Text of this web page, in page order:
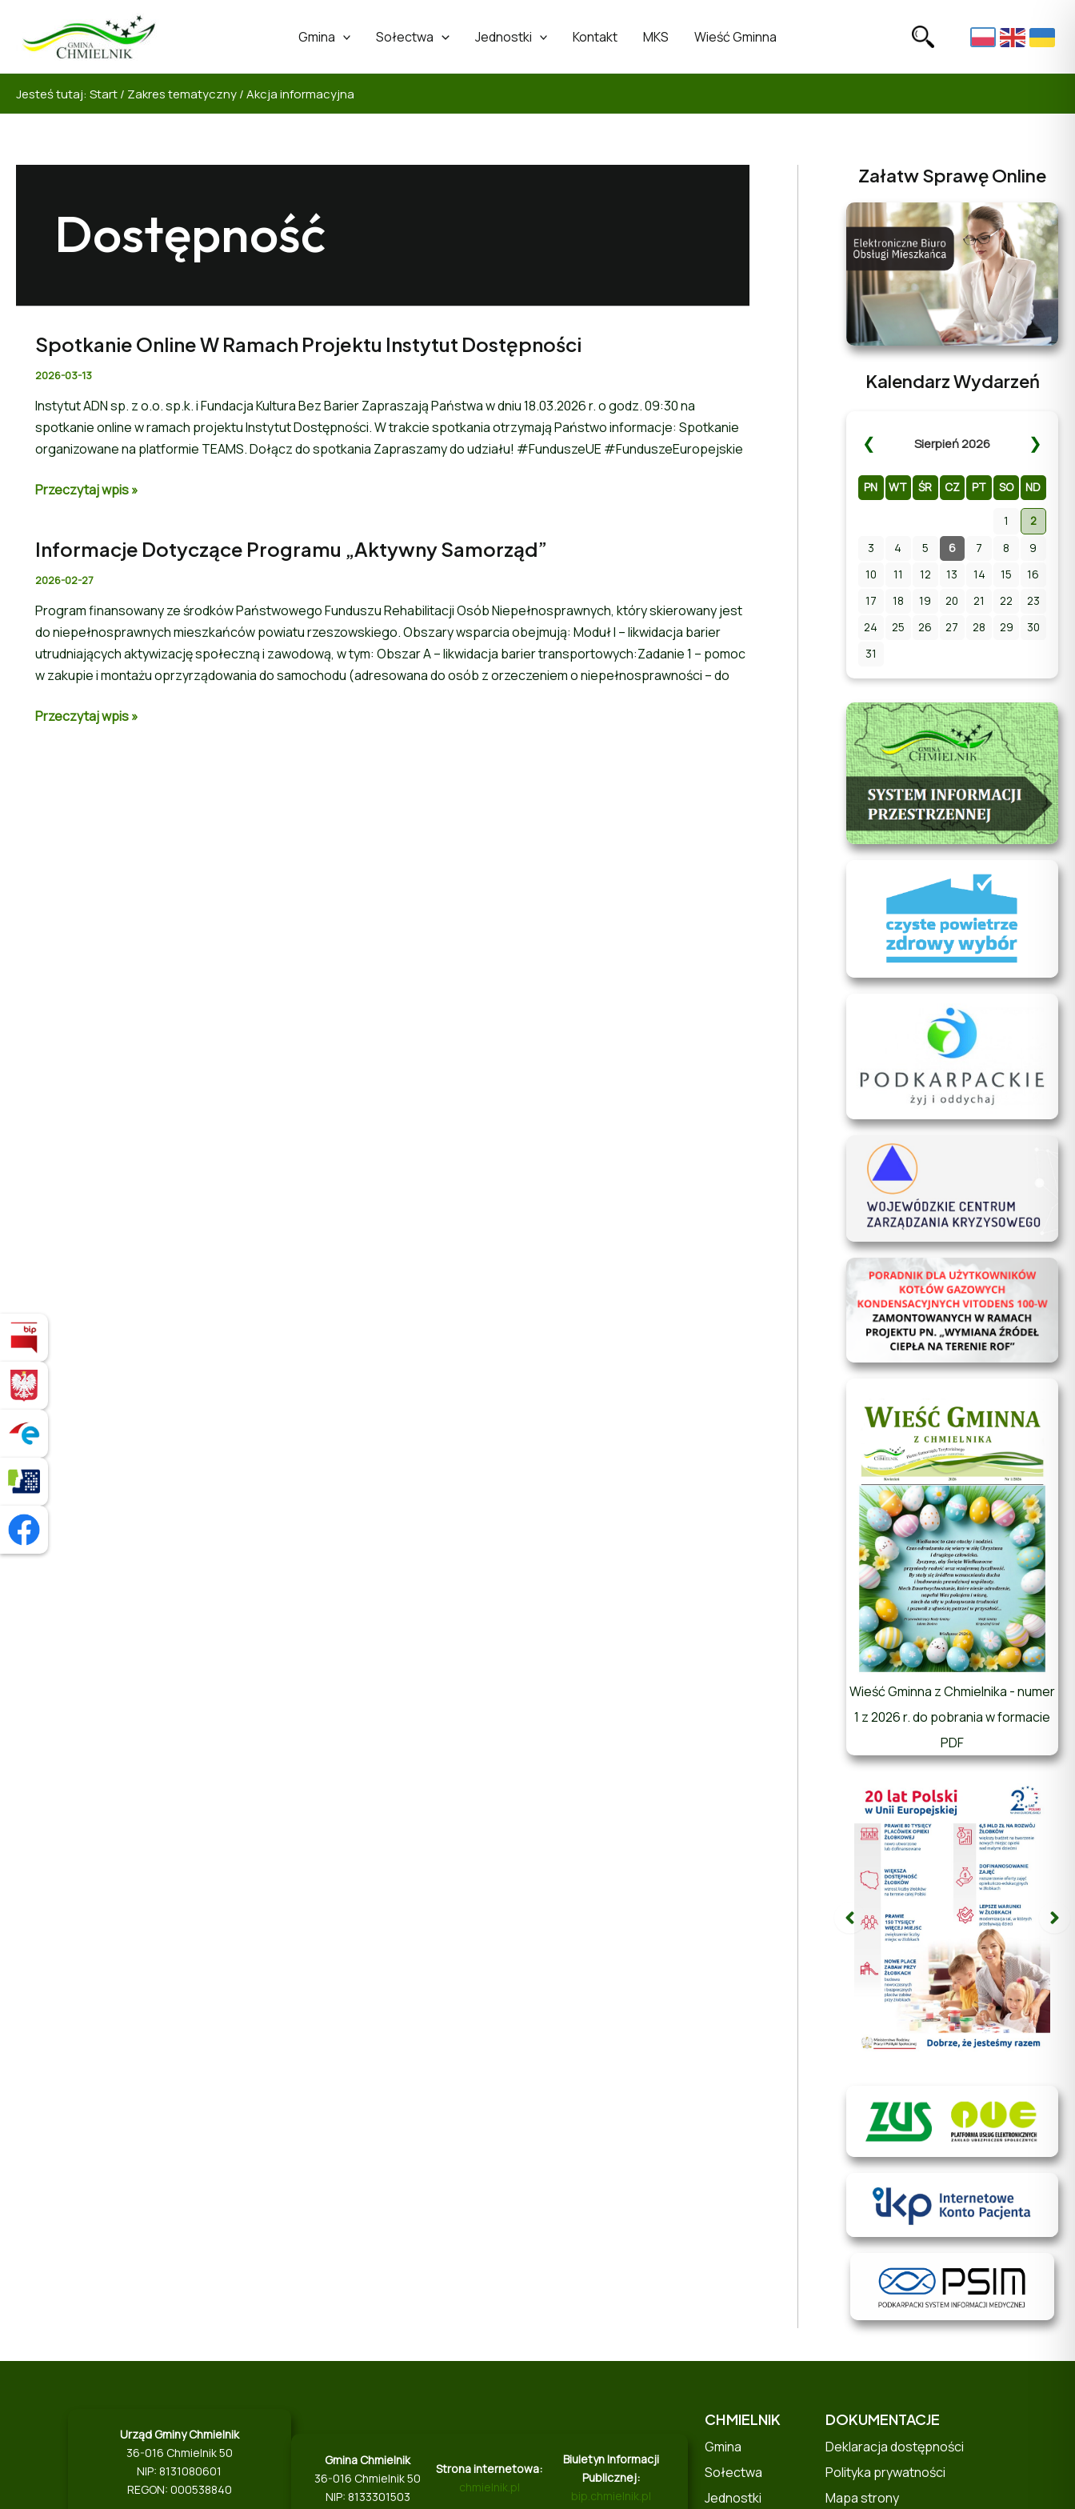
Gmina Sołectwa Jednostki Kontakt MKS Wieść Gminna
Jesteś tutaj: Start/ Zakres tematyczny/Akcja informacyjna
Dostępność
Spotkanie Online W Ramach Projektu Instytut Dostępności
2026-03-13
Instytut ADN sp. z o.o. sp.k. i Fundacja Kultura Bez Barier Zapraszają Państwa w dniu 18.03.2026 r. o godz. 09:30 na
spotkanie online w ramach projektu Instytut Dostępności. W trakcie spotkania otrzymają Państwo informacje: Spotkanie
organizowane na platformie TEAMS. Dołącz do spotkania Zapraszamy do udziału! #FunduszeUE #FunduszeEuropejskie
Przeczytaj wpis »
Informacje Dotyczące Programu „Aktywny Samorząd”
2026-02-27
Program finansowany ze środków Państwowego Funduszu Rehabilitacji Osób Niepełnosprawnych, który skierowany jest
do niepełnosprawnych mieszkańców powiatu rzeszowskiego. Obszary wsparcia obejmują: Moduł I – likwidacja barier
utrudniających aktywizację społeczną i zawodową, w tym: Obszar A – likwidacja barier transportowych:Zadanie 1 – pomoc
w zakupie i montażu oprzyrządowania do samochodu (adresowana do osób z orzeczeniem o niepełnosprawności – do
Przeczytaj wpis »
Załatw Sprawę Online
Kalendarz Wydarzeń
❮ Sierpień 2026 ❯
PN WT ŚR CZ PT SO ND
1
2
Zapraszamy na Letni
Pokaz Filmowy na
stadionie w Chmielniku!
3 4 5 6 7 8
9
10
11 12 13 14 15
16
17
18 19 20 21 22
23
24
25 26 27 28 29
30
31
Wieść Gminna z Chmielnika - numer
1 z 2026 r. do pobrania w formacie
PDF
Urząd Gminy Chmielnik
36-016 Chmielnik 50
NIP: 8131080601
REGON: 000538840
Gmina Chmielnik
36-016 Chmielnik 50
NIP: 8133301503
Strona internetowa:
chmielnik.pl
Biuletyn Informacji
Publicznej:
bip.chmielnik.pl
CHMIELNIK
Gmina
Sołectwa
Jednostki
DOKUMENTACJE
Deklaracja dostępności
Polityka prywatności
Mapa strony